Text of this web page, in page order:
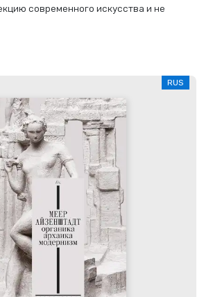
современного искусства и не
RUS